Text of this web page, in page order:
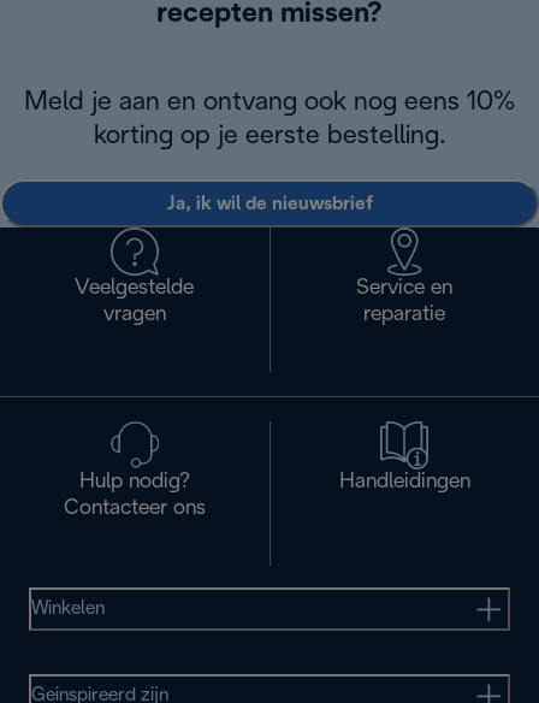
recepten missen?
Meld je aan en ontvang ook nog eens 10%
korting op je eerste bestelling.
Ja, ik wil de nieuwsbrief
Veelgestelde
vragen
Service en
reparatie
Hulp nodig?
Contacteer ons
Handleidingen
Winkelen
Geinspireerd zijn